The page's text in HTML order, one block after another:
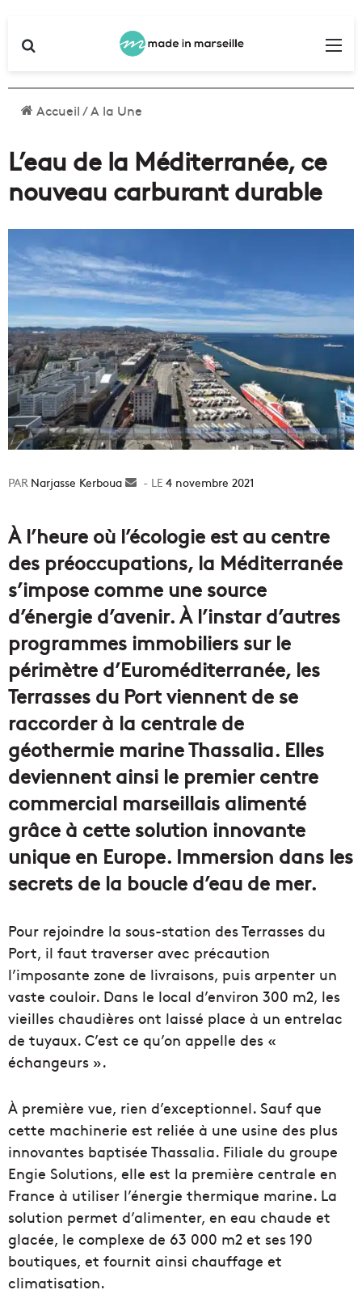
Accueil/A la Une
L’eau de la Méditerranée, ce
nouveau carburant durable
Narjasse Kerboua
Envoyer4 novembre 2021
À l’heure où l’écologie est au centre
des préoccupations, la Méditerranée
s’impose comme une source
d’énergie d’avenir. À l’instar d’autres
programmes immobiliers sur le
périmètre d’Euroméditerranée, les
Terrasses du Port viennent de se
raccorder à la centrale de
géothermie marine Thassalia. Elles
deviennent ainsi le premier centre
commercial marseillais alimenté
grâce à cette solution innovante
unique en Europe. Immersion dans les
secrets de la boucle d’eau de mer.
Pour rejoindre la sous-station des Terrasses du
Port, il faut traverser avec précaution
l’imposante zone de livraisons, puis arpenter un
vaste couloir. Dans le local d’environ 300 m2, les
vieilles chaudières ont laissé place à un entrelac
de tuyaux. C’est ce qu’on appelle des «
échangeurs ».
À première vue, rien d’exceptionnel. Sauf que
cette machinerie est reliée à une usine des plus
innovantes baptisée Thassalia. Filiale du groupe
Engie Solutions, elle est la première centrale en
France à utiliser l’énergie thermique marine. La
solution permet d’alimenter, en eau chaude et
glacée, le complexe de 63 000 m2 et ses 190
boutiques, et fournit ainsi chauffage et
climatisation.